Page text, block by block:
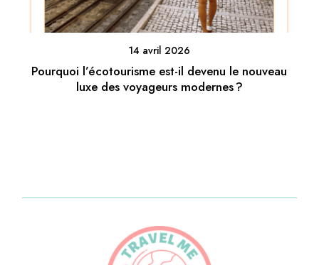
14 avril 2026
Pourquoi l’écotourisme est-il devenu le nouveau
luxe des voyageurs modernes ?